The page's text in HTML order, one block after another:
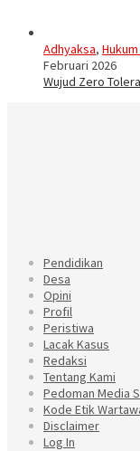
Adhyaksa,
Februari 2026
Wujud Zero
Pendidikan
Desa
Opini
Profil
Peristiwa
Lacak Kasus
Redaksi
Tentang Kami
Pedoman Media
Kode Etik
Disclaimer
Log In